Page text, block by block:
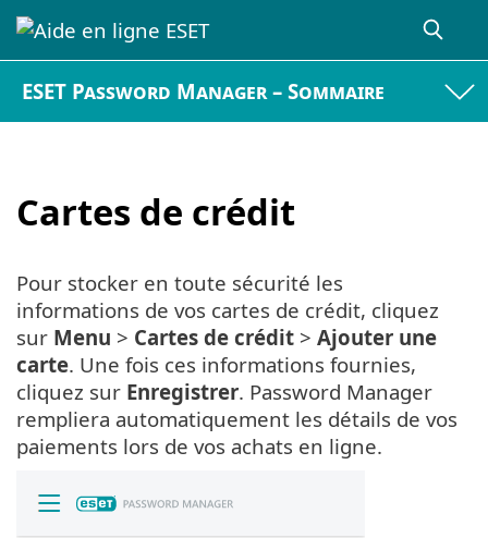
ESET Password Manager – Sommaire
Cartes de crédit
Pour stocker en toute sécurité les
informations de vos cartes de crédit, cliquez
sur Menu > Cartes de crédit > Ajouter une
carte. Une fois ces informations fournies,
cliquez sur Enregistrer. Password Manager
rempliera automatiquement les détails de vos
paiements lors de vos achats en ligne.